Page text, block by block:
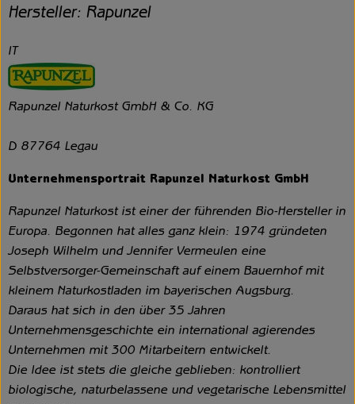
Hersteller: Rapunzel
IT
Rapunzel Naturkost GmbH & Co. KG
D 87764 Legau
Unternehmensportrait Rapunzel Naturkost GmbH
Rapunzel Naturkost ist einer der führenden Bio-Hersteller in
Europa. Begonnen hat alles ganz klein: 1974 gründeten
Joseph Wilhelm und Jennifer Vermeulen eine
Selbstversorger-Gemeinschaft auf einem Bauernhof mit
kleinem Naturkostladen im bayerischen Augsburg.
Daraus hat sich in den über 35 Jahren
Unternehmensgeschichte ein international agierendes
Unternehmen mit 300 Mitarbeitern entwickelt.
Die Idee ist stets die gleiche geblieben: kontrolliert
biologische, naturbelassene und vegetarische Lebensmittel